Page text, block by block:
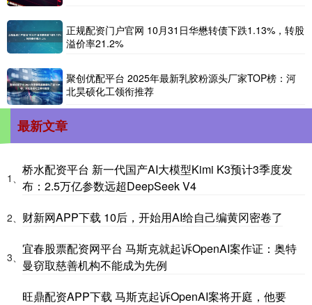
正规配资门户官网 10月31日华懋转债下跌1.13%，转股
溢价率21.2%
聚创优配平台 2025年最新乳胶粉源头厂家TOP榜：河
北昊硕化工领衔推荐
最新文章
1、
桥水配资平台 新一代国产AI大模型Kimi K3预计3季度发
布：2.5万亿参数远超DeepSeek V4
2、 财新网APP下载 10后，开始用AI给自己编黄冈密卷了
3、
宜春股票配资网平台 马斯克就起诉OpenAI案作证：奥特
曼窃取慈善机构不能成为先例
旺鼎配资APP下载 马斯克起诉OpenAI案将开庭，他要